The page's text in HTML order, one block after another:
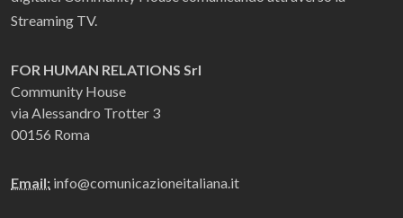
Streaming TV.
FOR HUMAN RELATIONS Srl
Community House
via Alessandro Trotter 3
00156 Roma
Email: info@comunicazioneitaliana.it